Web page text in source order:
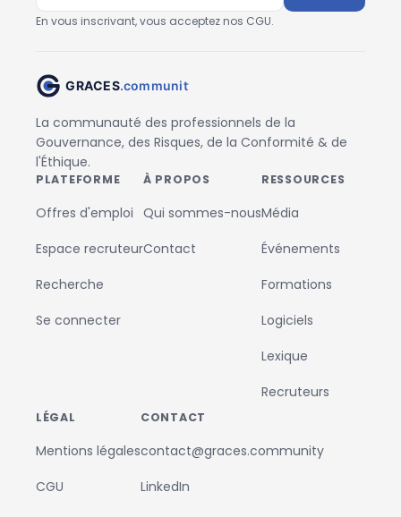
En vous inscrivant, vous acceptez nos CGU.
La communauté des professionnels de la
Gouvernance, des Risques, de la Conformité & de
l'Éthique.
PLATEFORME
Offres d'emploi
Espace recruteur
Recherche
Se connecter
À PROPOS
Qui sommes-nous
Contact
RESSOURCES
Média
Événements
Formations
Logiciels
Lexique
Recruteurs
LÉGAL
Mentions légales
CGU
CONTACT
contact@graces.community
LinkedIn